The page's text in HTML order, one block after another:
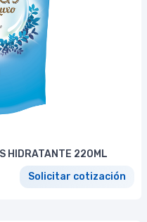
HIDRATANTE 220ML
Solicitar cotización